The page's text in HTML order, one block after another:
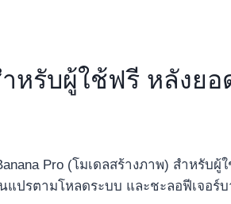
หรับผู้ใช้ฟรี หลังยอ
Pro (โมเดลสร้างภาพ) สำหรับ
ปรตามโหลดระบบ และชะลอฟีเจอร์บ